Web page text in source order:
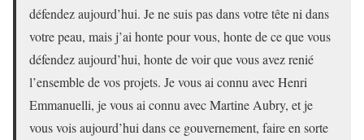
défendez aujourd’hui. Je ne suis pas dans votre tête ni dans
votre peau, mais j’ai honte pour vous, honte de ce que vous
défendez aujourd’hui, honte de voir que vous avez renié
l’ensemble de vos projets. Je vous ai connu avec Henri
Emmanuelli, je vous ai connu avec Martine Aubry, et je
vous vois aujourd’hui dans ce gouvernement, faire en sorte